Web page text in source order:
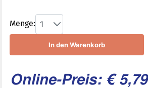
Menge: 1
In den Warenkorb
Online-Preis: € 5,79